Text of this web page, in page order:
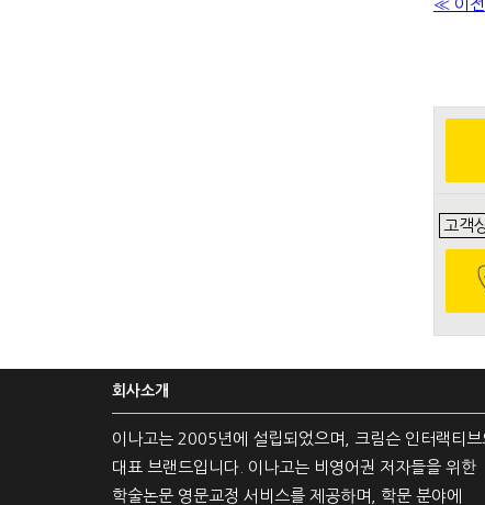
≪ 이전
고객
회사소개
이나고는 2005년에 설립되었으며, 크림슨 인터랙티브
대표 브랜드입니다. 이나고는 비영어권 저자들을 위한
학술논문 영문교정 서비스를 제공하며, 학문 분야에